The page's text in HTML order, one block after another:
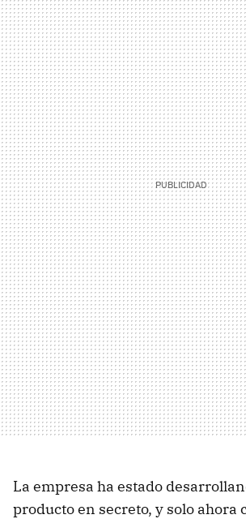
La empresa ha estado
producto en secreto, y solo ahora